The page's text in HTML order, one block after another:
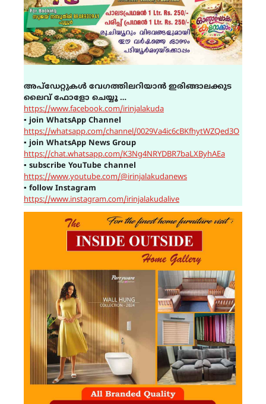
അപ്ഡേറ്റുകൾ വേഗത്തിലറിയാൻ ഇരിങ്ങാലക്കുട
ലൈവ് ഫോളോ ചെയ്യൂ …
https://www.facebook.com/irinjalakuda
▪ join WhatsApp Channel
https://whatsapp.com/channel/0029Va4ic6cBKfhytWZQed3O
▪ join WhatsApp News Group
https://chat.whatsapp.com/K3Ng4NRYDBR7baLXByhAEa
▪ subscribe YouTube channel
https://www.youtube.com/@irinjalakudanews
▪ follow Instagram
https://www.instagram.com/irinjalakudalive